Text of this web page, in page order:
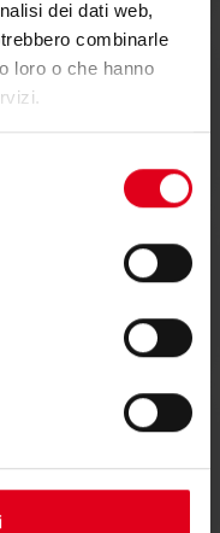
dei dati web,
combinarle
loro o che hanno
..194